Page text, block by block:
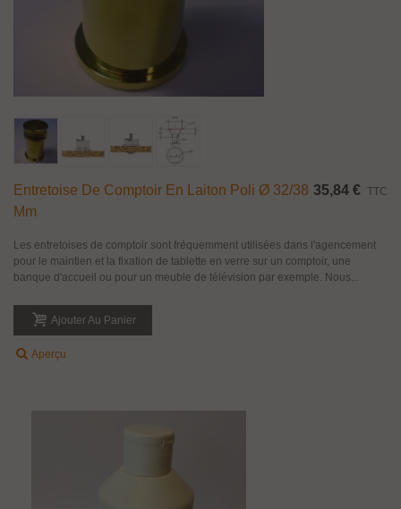
Entretoise De Comptoir En Laiton Poli Ø 32/38
Mm
35,84 € TTC
Les entretoises de comptoir sont fréquemment utilisées dans l'agencement
pour le maintien et la fixation de tablette en verre sur un comptoir, une
banque d'accueil ou pour un meuble de télévision par exemple. Nous...
Ajouter Au Panier
Aperçu